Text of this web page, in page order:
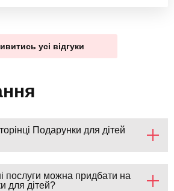
усі відгуки
Подарунки для дітей
послуги можна придбати на
для дітей?